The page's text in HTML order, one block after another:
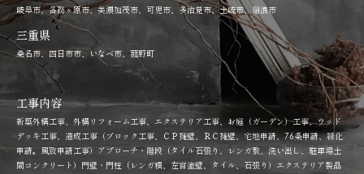
岐阜市、各務ヶ原市、美濃加茂市、可児市、多治見市、土岐市、瑞浪市
三重県
桑名市、四日市市、いなべ市、菰野町
工事内容
新築外構工事、外構リフォーム工事、エクステリア工事、お庭（ガーデン）工事、ウッド
デッキ工事、造成工事（ブロック工事、ＣＰ擁壁、ＲＣ擁壁、宅地申請、76条申請、緑化
申請。風致申請工事）アプローチ・階段（タイル石張り、レンガ敷、洗い出し、駐車場土
間コンクリート）門壁・門柱（レンガ積、左官塗壁、タイル、石張り）エクステリア製品